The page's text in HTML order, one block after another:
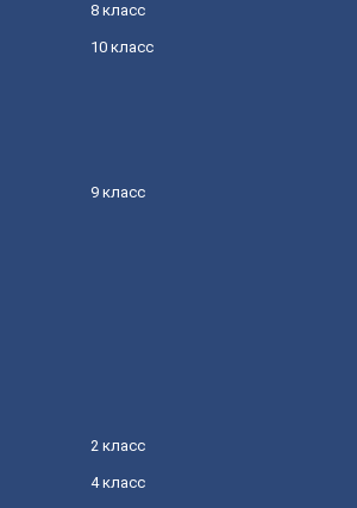
8 класс
10 класс
9 класс
2 класс
4 класс